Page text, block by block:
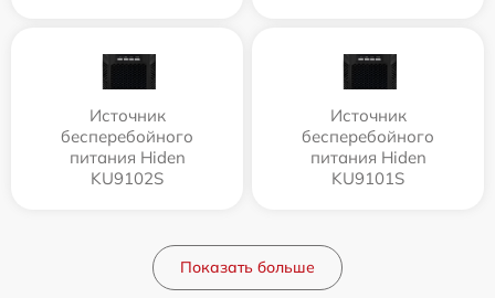
Источник
бесперебойного
питания Hiden
KU9102S
Источник
бесперебойного
питания Hiden
KU9101S
Показать больше